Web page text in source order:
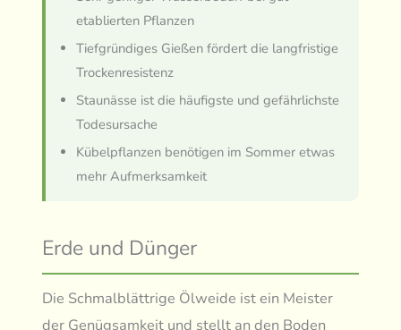
etablierten Pflanzen
Tiefgründiges Gießen fördert die langfristige
Trockenresistenz
Staunässe ist die häufigste und gefährlichste
Todesursache
Kübelpflanzen benötigen im Sommer etwas
mehr Aufmerksamkeit
Erde und Dünger
Die Schmalblättrige Ölweide ist ein Meister
der Genügsamkeit und stellt an den Boden